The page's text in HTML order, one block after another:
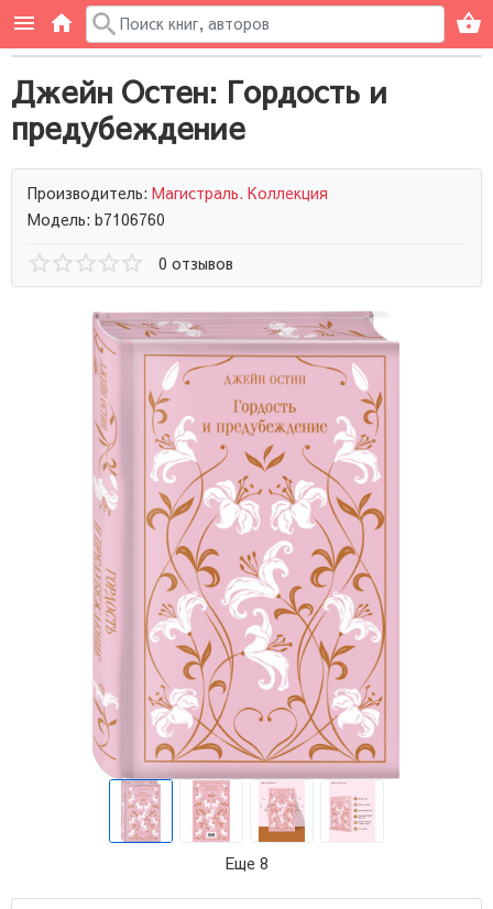
Джейн Остен: Гордость и
предубеждение
Производитель: Магистраль. Коллекция
Модель: b7106760
0 отзывов
Еще 8